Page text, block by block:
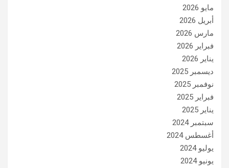
مايو 2026
أبريل 2026
مارس 2026
فبراير 2026
يناير 2026
ديسمبر 2025
نوفمبر 2025
فبراير 2025
يناير 2025
سبتمبر 2024
أغسطس 2024
يوليو 2024
يونيو 2024